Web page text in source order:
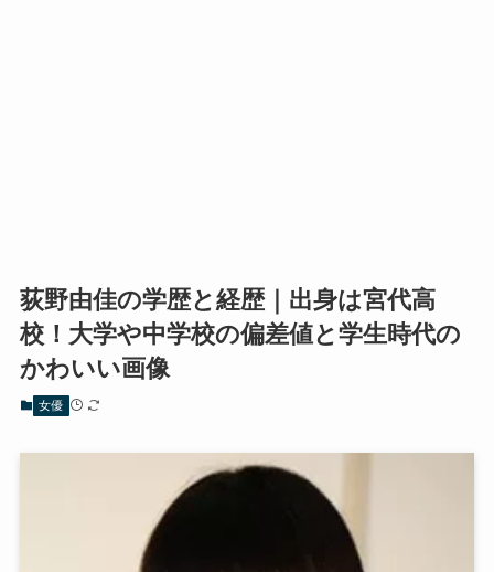
荻野由佳の学歴と経歴｜出身は宮代高
校！大学や中学校の偏差値と学生時代の
かわいい画像
女優